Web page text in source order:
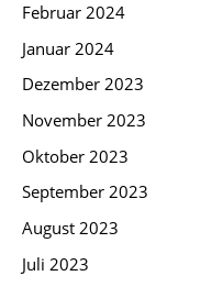
Februar 2024
Januar 2024
Dezember 2023
November 2023
Oktober 2023
September 2023
August 2023
Juli 2023